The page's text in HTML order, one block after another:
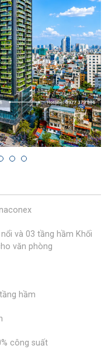
và 03 tầng hầm Khối
văn phòng
hầm
công suất